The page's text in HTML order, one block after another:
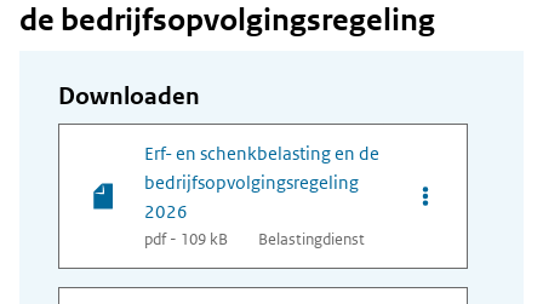
de bedrijfsopvolgingsregeling
Downloaden
Erf- en schenkbelasting en de
bedrijfsopvolgingsregeling
2026
pdf - 109 kB Belastingdienst
Opties van